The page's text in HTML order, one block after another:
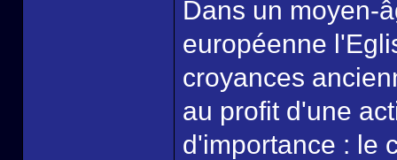
Dans un moyen-
européenne
croyances
au profit d'une
d'importance : le